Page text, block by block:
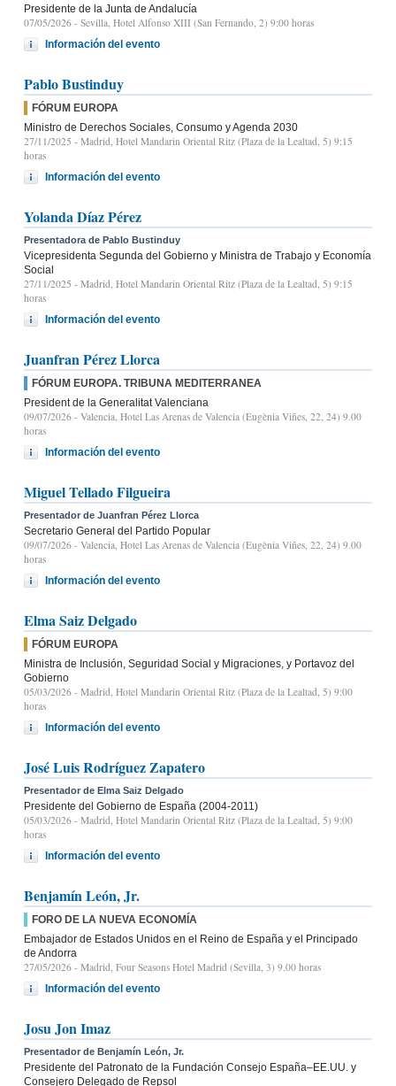
Presidente de la Junta de Andalucía
07/05/2026 - Sevilla, Hotel Alfonso XIII (San Fernando, 2) 9:00 horas
Información del evento
Pablo Bustinduy
FÓRUM EUROPA
Ministro de Derechos Sociales, Consumo y Agenda 2030
27/11/2025 - Madrid, Hotel Mandarin Oriental Ritz (Plaza de la Lealtad, 5) 9:15
horas
Información del evento
Yolanda Díaz Pérez
Presentadora de Pablo Bustinduy
Vicepresidenta Segunda del Gobierno y Ministra de Trabajo y Economía
Social
27/11/2025 - Madrid, Hotel Mandarin Oriental Ritz (Plaza de la Lealtad, 5) 9:15
horas
Información del evento
Juanfran Pérez Llorca
FÓRUM EUROPA. TRIBUNA MEDITERRANEA
President de la Generalitat Valenciana
09/07/2026 - Valencia, Hotel Las Arenas de Valencia (Eugènia Viñes, 22, 24) 9.00
horas
Información del evento
Miguel Tellado Filgueira
Presentador de Juanfran Pérez Llorca
Secretario General del Partido Popular
09/07/2026 - Valencia, Hotel Las Arenas de Valencia (Eugènia Viñes, 22, 24) 9.00
horas
Información del evento
Elma Saiz Delgado
FÓRUM EUROPA
Ministra de Inclusión, Seguridad Social y Migraciones, y Portavoz del
Gobierno
05/03/2026 - Madrid, Hotel Mandarin Oriental Ritz (Plaza de la Lealtad, 5) 9:00
horas
Información del evento
José Luis Rodríguez Zapatero
Presentador de Elma Saiz Delgado
Presidente del Gobierno de España (2004-2011)
05/03/2026 - Madrid, Hotel Mandarin Oriental Ritz (Plaza de la Lealtad, 5) 9:00
horas
Información del evento
Benjamín León, Jr.
FORO DE LA NUEVA ECONOMÍA
Embajador de Estados Unidos en el Reino de España y el Principado
de Andorra
27/05/2026 - Madrid, Four Seasons Hotel Madrid (Sevilla, 3) 9.00 horas
Información del evento
Josu Jon Imaz
Presentador de Benjamín León, Jr.
Presidente del Patronato de la Fundación Consejo España–EE.UU. y
Consejero Delegado de Repsol